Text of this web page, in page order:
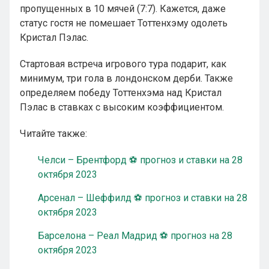
пропущенных в 10 мячей (7:7). Кажется, даже
статус гостя не помешает Тоттенхэму одолеть
Кристал Пэлас.
Стартовая встреча игрового тура подарит, как
минимум, три гола в лондонском дерби. Также
определяем победу Тоттенхэма над Кристал
Пэлас в ставках с высоким коэффициентом.
Читайте также:
Челси – Брентфорд ⚽ прогноз и ставки на 28
октября 2023
Арсенал – Шеффилд ⚽ прогноз и ставки на 28
октября 2023
Барселона – Реал Мадрид ⚽ прогноз на 28
октября 2023